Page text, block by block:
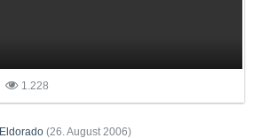
1.228
Eldorado (26. August 2006)